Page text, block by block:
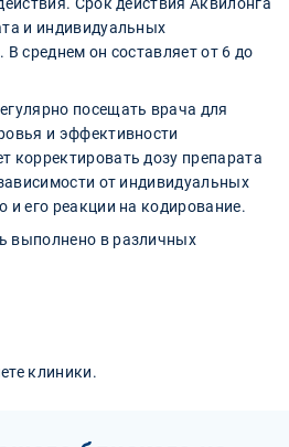
и индивидуальных
В среднем он составляет от 6 до
посещать врача для
и эффективности
корректировать дозу препарата
от индивидуальных
и его реакции на кодирование.
выполнено в различных
клиники.